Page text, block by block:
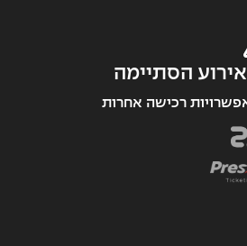
הסתיימה
רכישה אחרות